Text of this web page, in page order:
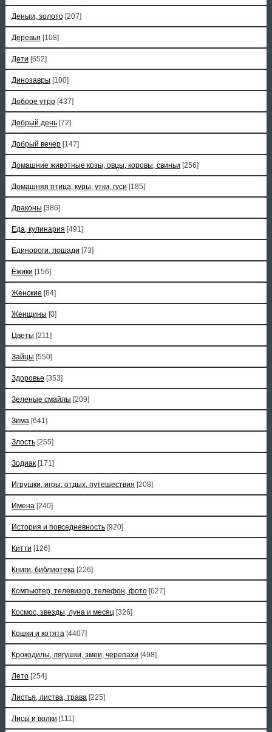
Деньги, золото [207]
Деревья [108]
Дети [652]
Динозавры [100]
Доброе утро [437]
Добрый день [72]
Добрый вечер [147]
Домашние животные козы, овцы, коровы, свиньи [256]
Домашняя птица, куры, утки, гуси [185]
Драконы [386]
Еда, кулинария [491]
Единороги, лошади [73]
Ёжики [156]
Женские [84]
Женщины [0]
Цветы [211]
Зайцы [550]
Здоровье [353]
Зеленые смайлы [209]
Зима [641]
Злость [255]
Зодиак [171]
Игрушки, игры, отдых, путешествия [208]
Имена [240]
История и повседневность [920]
Китти [126]
Книги, библиотека [226]
Компьютер, телевизор, телефон, фото [627]
Космос, звезды, луна и месяц [326]
Кошки и котята [4407]
Крокодилы, лягушки, змеи, черепахи [498]
Лето [254]
Листья, листва, трава [225]
Лисы и волки [111]